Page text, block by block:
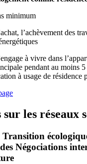
minimum
l’achèvement des
à vivre dans
pendant au moins 5
à usage de résidence
sur les réseaux
Négociations